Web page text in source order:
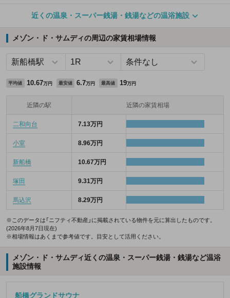
近くの温泉・スーパー銭湯・銭湯などの温浴施設
メゾン・ド・サムディの周辺の家賃相場情報
平均値 10.67万円 最安値 6.7万円 最高値 19万円
近隣の駅 近隣の家賃相場
二和向台 7.13万円
小室 8.96万円
新船橋 10.67万円
塚田 9.31万円
馬込沢 8.29万円
※このデータは「ニフティ不動産」に掲載されている物件を元に算出したものです。
(2026年8月7日現在)
※相場情報はあくまで参考値です。目安として活用ください。
メゾン・ド・サムディ近くの温泉・スーパー銭湯・銭湯など温浴
施設情報
船橋グランドサウナ